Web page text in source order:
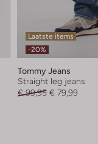
Laatste items
-20%
Tommy Jeans
Straight leg jeans
€ 99,95 € 79,99